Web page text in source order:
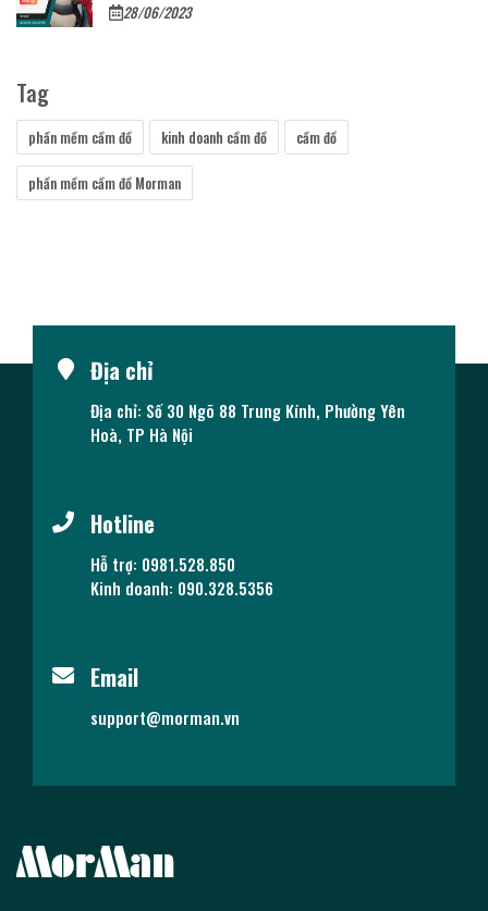
28/06/2023
Tag
phần mềm cầm đồ kinh doanh cầm đồ cầm đồ
phần mềm cầm đồ Morman
Địa chỉ
Địa chỉ: Số 30 Ngõ 88 Trung Kính, Phường Yên
Hoà, TP Hà Nội
Hotline
Hỗ trợ: 0981.528.850
Kinh doanh: 090.328.5356
Email
support@morman.vn